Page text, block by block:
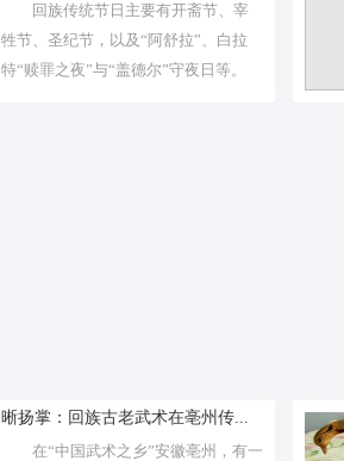
回族传统节日主要有开斋节、宰
牲节、圣纪节，以及“阿舒拉”、白拉
特“赎罪之夜”与“盖德尔”守夜日等。
晰扬掌：回族古老武术在亳州传...
在“中国武术之乡”安徽亳州，有一